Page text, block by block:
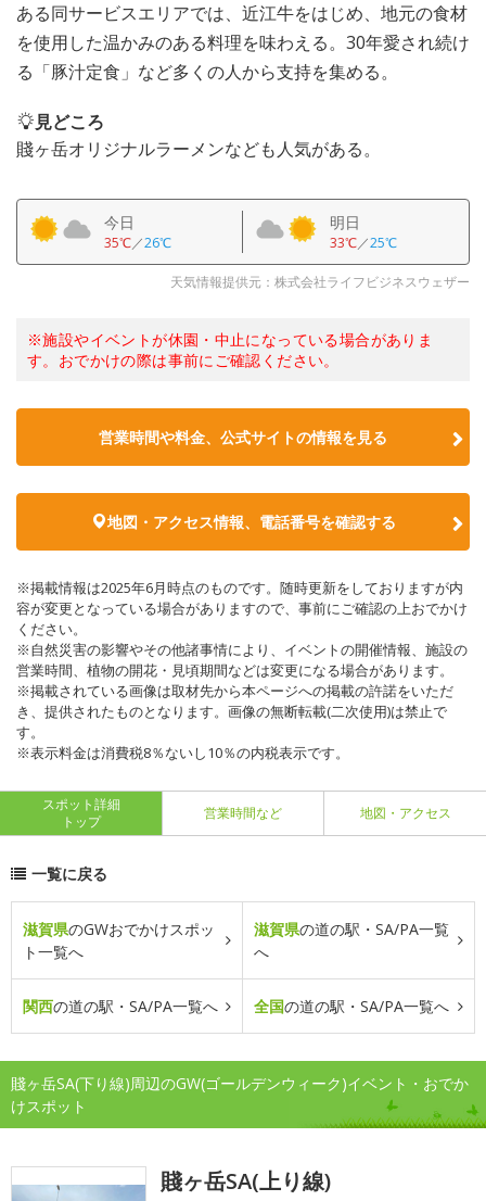
ある同サービスエリアでは、近江牛をはじめ、地元の食材
を使用した温かみのある料理を味わえる。30年愛され続け
る「豚汁定食」など多くの人から支持を集める。
見どころ
賤ヶ岳オリジナルラーメンなども人気がある。
今日
35℃／26℃
明日
33℃／25℃
天気情報提供元：株式会社ライフビジネスウェザー
※施設やイベントが休園・中止になっている場合がありま
す。おでかけの際は事前にご確認ください。
営業時間や料金、公式サイトの情報を見る
地図・アクセス情報、電話番号を確認する
※掲載情報は2025年6月時点のものです。随時更新をしておりますが内
容が変更となっている場合がありますので、事前にご確認の上おでかけ
ください。
※自然災害の影響やその他諸事情により、イベントの開催情報、施設の
営業時間、植物の開花・見頃期間などは変更になる場合があります。
※掲載されている画像は取材先から本ページへの掲載の許諾をいただ
き、提供されたものとなります。画像の無断転載(二次使用)は禁止で
す。
※表示料金は消費税8％ないし10％の内税表示です。
スポット詳細
トップ
営業時間など 地図・アクセス
一覧に戻る
滋賀県のGWおでかけスポッ
ト一覧へ
滋賀県の道の駅・SA/PA一覧
へ
関西の道の駅・SA/PA一覧へ 全国の道の駅・SA/PA一覧へ
賤ヶ岳SA(下り線)周辺のGW(ゴールデンウィーク)イベント・おでか
けスポット
賤ヶ岳SA(上り線)